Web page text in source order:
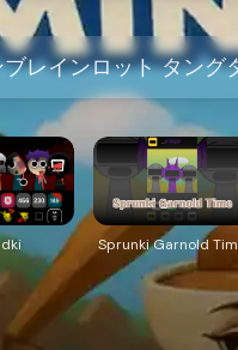
レインロット タン
Sprunki Garnold